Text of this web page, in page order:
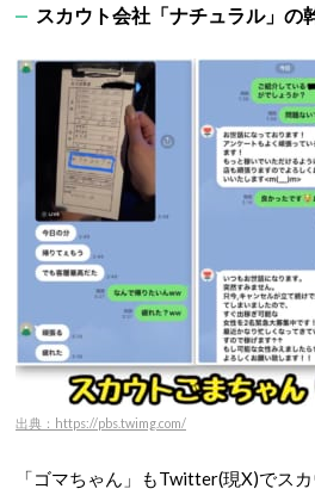
スカウト会社「ナチュラル」
出典：https://pbs.twimg.com/
「ゴマちゃん」もTwitter(現X)でス